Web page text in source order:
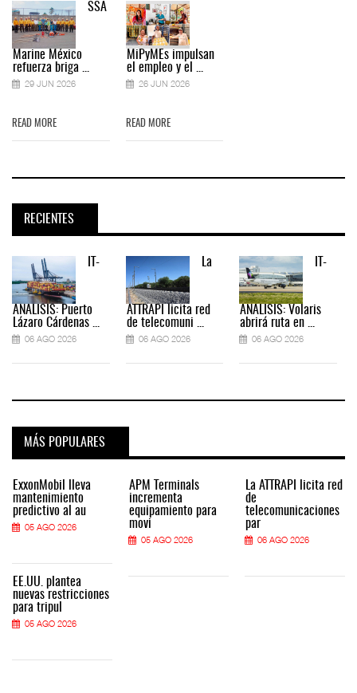
SSA
Marine México
refuerza briga ...
29 JUN 2026
READ MORE
MiPyMEs impulsan
el empleo y el ...
26 JUN 2026
READ MORE
RECIENTES
IT-
ANÁLISIS: Puerto
Lázaro Cárdenas ...
06 AGO 2026
La
ATTRAPI licita red
de telecomuni ...
06 AGO 2026
IT-
ANÁLISIS: Volaris
abrirá ruta en ...
06 AGO 2026
MÁS POPULARES
ExxonMobil lleva
mantenimiento
predictivo al au
05 AGO 2026
EE.UU. plantea
nuevas restricciones
para tripul
05 AGO 2026
APM Terminals
incrementa
equipamiento para
movi
05 AGO 2026
La ATTRAPI licita red
de
telecomunicaciones
par
06 AGO 2026